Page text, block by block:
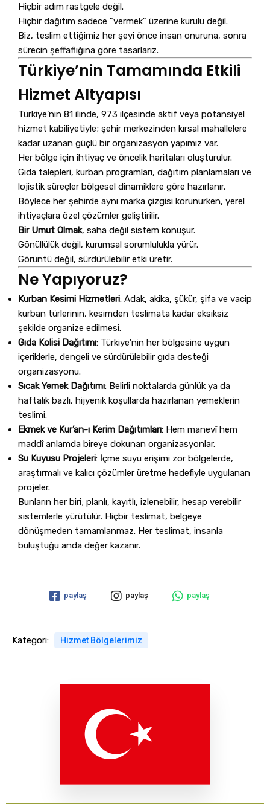
Hiçbir adım rastgele değil.
Hiçbir dağıtım sadece "vermek" üzerine kurulu değil.
Biz, teslim ettiğimiz her şeyi önce insan onuruna, sonra
sürecin şeffaflığına göre tasarlarız.
Türkiye’nin Tamamında Etkili
Hizmet Altyapısı
Türkiye’nin 81 ilinde, 973 ilçesinde aktif veya potansiyel
hizmet kabiliyetiyle; şehir merkezinden kırsal mahallelere
kadar uzanan güçlü bir organizasyon yapımız var.
Her bölge için ihtiyaç ve öncelik haritaları oluşturulur.
Gıda talepleri, kurban programları, dağıtım planlamaları ve
lojistik süreçler bölgesel dinamiklere göre hazırlanır.
Böylece her şehirde aynı marka çizgisi korunurken, yerel
ihtiyaçlara özel çözümler geliştirilir.
Bir Umut Olmak, saha değil sistem konuşur.
Gönüllülük değil, kurumsal sorumlulukla yürür.
Görüntü değil, sürdürülebilir etki üretir.
Ne Yapıyoruz?
Kurban Kesimi Hizmetleri: Adak, akika, şükür, şifa ve vacip
kurban türlerinin, kesimden teslimata kadar eksiksiz
şekilde organize edilmesi.
Gıda Kolisi Dağıtımı: Türkiye’nin her bölgesine uygun
içeriklerle, dengeli ve sürdürülebilir gıda desteği
organizasyonu.
Sıcak Yemek Dağıtımı: Belirli noktalarda günlük ya da
haftalık bazlı, hijyenik koşullarda hazırlanan yemeklerin
teslimi.
Ekmek ve Kur’an-ı Kerim Dağıtımları: Hem manevî hem
maddî anlamda bireye dokunan organizasyonlar.
Su Kuyusu Projeleri: İçme suyu erişimi zor bölgelerde,
araştırmalı ve kalıcı çözümler üretme hedefiyle uygulanan
projeler.
Bunların her biri; planlı, kayıtlı, izlenebilir, hesap verebilir
sistemlerle yürütülür. Hiçbir teslimat, belgeye
dönüşmeden tamamlanmaz. Her teslimat, insanla
buluştuğu anda değer kazanır.
paylaş paylaş paylaş
Kategori: Hizmet Bölgelerimiz